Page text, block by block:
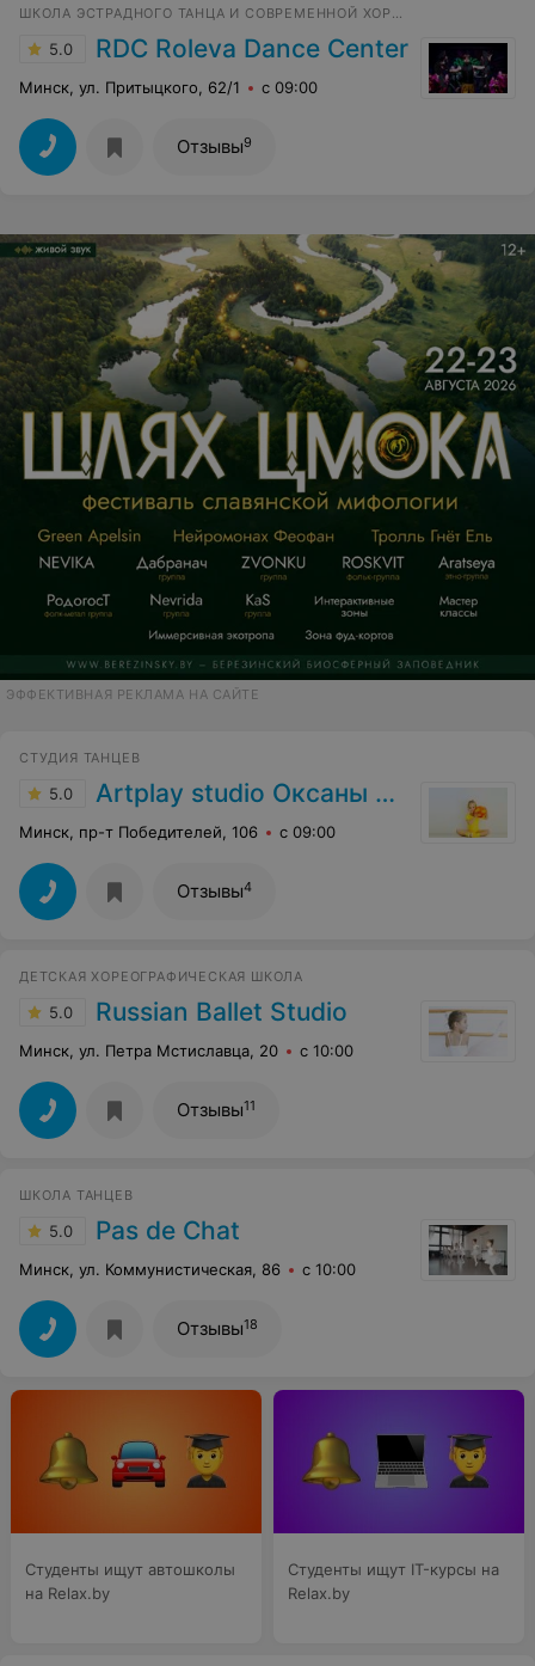
ШКОЛА ЭСТРАДНОГО ТАНЦА И СОВРЕМЕННОЙ ХОРЕОГРАФИИ
5.0 RDC Roleva Dance Center
Минск, ул. Притыцкого, 62/1 с 09:00
Отзывы9
ЭФФЕКТИВНАЯ РЕКЛАМА НА САЙТЕ
СТУДИЯ ТАНЦЕВ
5.0 Artplay studio Оксаны Сидорской
Минск, пр-т Победителей, 106 с 09:00
Отзывы4
ДЕТСКАЯ ХОРЕОГРАФИЧЕСКАЯ ШКОЛА
5.0 Russian Ballet Studio
Минск, ул. Петра Мстиславца, 20 с 10:00
Отзывы11
ШКОЛА ТАНЦЕВ
5.0 Pas de Chat
Минск, ул. Коммунистическая, 86 с 10:00
Отзывы18
Студенты ищут автошколы
на Relax.by
Студенты ищут IT-курсы на
Relax.by